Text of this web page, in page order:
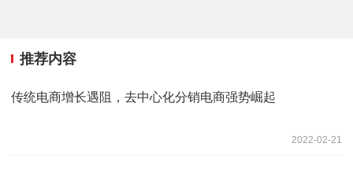
推荐内容
传统电商增长遇阻，去中心化分销电商强势崛起
2022-02-21